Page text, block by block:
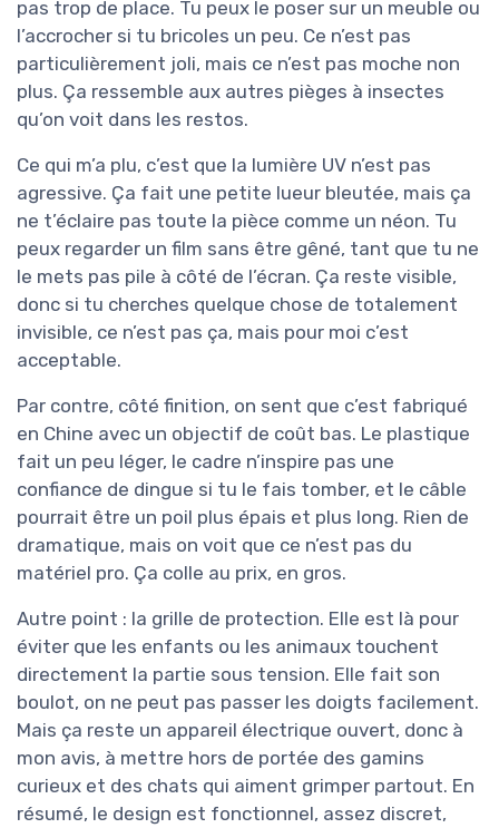
pas trop de place. Tu peux le poser sur un meuble ou
l’accrocher si tu bricoles un peu. Ce n’est pas
particulièrement joli, mais ce n’est pas moche non
plus. Ça ressemble aux autres pièges à insectes
qu’on voit dans les restos.
Ce qui m’a plu, c’est que la lumière UV n’est pas
agressive. Ça fait une petite lueur bleutée, mais ça
ne t’éclaire pas toute la pièce comme un néon. Tu
peux regarder un film sans être gêné, tant que tu ne
le mets pas pile à côté de l’écran. Ça reste visible,
donc si tu cherches quelque chose de totalement
invisible, ce n’est pas ça, mais pour moi c’est
acceptable.
Par contre, côté finition, on sent que c’est fabriqué
en Chine avec un objectif de coût bas. Le plastique
fait un peu léger, le cadre n’inspire pas une
confiance de dingue si tu le fais tomber, et le câble
pourrait être un poil plus épais et plus long. Rien de
dramatique, mais on voit que ce n’est pas du
matériel pro. Ça colle au prix, en gros.
Autre point : la grille de protection. Elle est là pour
éviter que les enfants ou les animaux touchent
directement la partie sous tension. Elle fait son
boulot, on ne peut pas passer les doigts facilement.
Mais ça reste un appareil électrique ouvert, donc à
mon avis, à mettre hors de portée des gamins
curieux et des chats qui aiment grimper partout. En
résumé, le design est fonctionnel, assez discret,